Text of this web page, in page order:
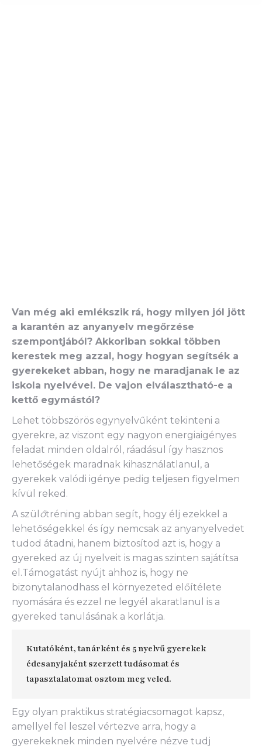
Van még aki emlékszik rá, hogy milyen jól jött
a karantén az anyanyelv megőrzése
szempontjából? Akkoriban sokkal többen
kerestek meg azzal, hogy hogyan segítsék a
gyerekeket abban, hogy ne maradjanak le az
iskola nyelvével. De vajon elválasztható-e a
kettő egymástól?
Lehet többszörös egynyelvűként tekinteni a
gyerekre, az viszont egy nagyon energiaigényes
feladat minden oldalról, ráadásul így hasznos
lehetőségek maradnak kihasználatlanul, a
gyerekek valódi igénye pedig teljesen figyelmen
kívül reked.
A szül őtréning abban segít, hogy élj ezekkel a
lehetőségekkel és így nemcsak az anyanyelvedet
tudod átadni, hanem biztosítod azt is, hogy a
gyereked az új nyelveit is magas szinten sajátítsa
el.Támogatást nyújt ahhoz is, hogy ne
bizonytalanodhass el környezeted előítélete
nyomására és ezzel ne legyél akaratlanul is a
gyereked tanulásának a korlátja.
Kutatóként, tanárként és 5 nyelvű gyerekek
édesanyjaként szerzett tudásomat és
tapasztalatomat osztom meg veled.
Egy olyan praktikus stratégiacsomagot kapsz,
amellyel fel leszel vértezve arra, hogy a
gyerekeknek minden nyelvére nézve tudj